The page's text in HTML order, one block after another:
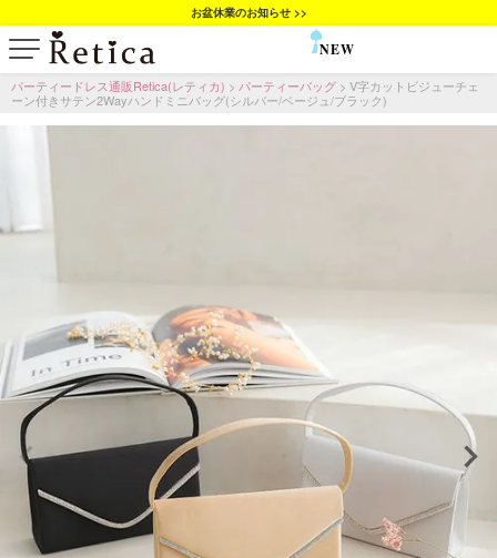
お盆休業のお知らせ >>
NEW
パーティードレス通販Retica(レティカ) パーティーバッグ
V字カットビジューチェ
ーン付きサテン2Wayハンドミニバッグ(シルバー/ベージュ/ブラック)